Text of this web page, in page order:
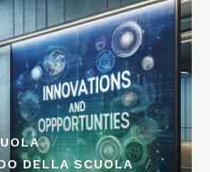
DELLA SCUOLA